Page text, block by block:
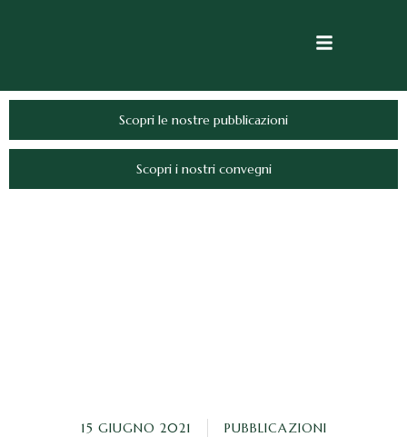
Scopri le nostre pubblicazioni
Scopri i nostri convegni
15 GIUGNO 2021 PUBBLICAZIONI